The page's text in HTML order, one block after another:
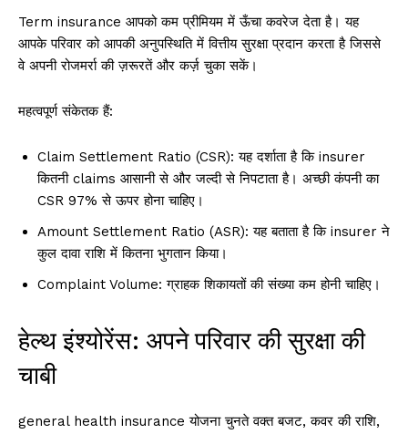
Term insurance आपको कम प्रीमियम में ऊँचा कवरेज देता है। यह
आपके परिवार को आपकी अनुपस्थिति में वित्तीय सुरक्षा प्रदान करता है जिससे
वे अपनी रोजमर्रा की ज़रूरतें और कर्ज़ चुका सकें।
महत्वपूर्ण संकेतक हैं:
Claim Settlement Ratio (CSR): यह दर्शाता है कि insurer
कितनी claims आसानी से और जल्दी से निपटाता है। अच्छी कंपनी का
CSR 97% से ऊपर होना चाहिए।
Amount Settlement Ratio (ASR): यह बताता है कि insurer ने
कुल दावा राशि में कितना भुगतान किया।
Complaint Volume: ग्राहक शिकायतों की संख्या कम होनी चाहिए।
हेल्थ इंश्योरेंस: अपने परिवार की सुरक्षा की
चाबी
general health insurance योजना चुनते वक्त बजट, कवर की राशि,